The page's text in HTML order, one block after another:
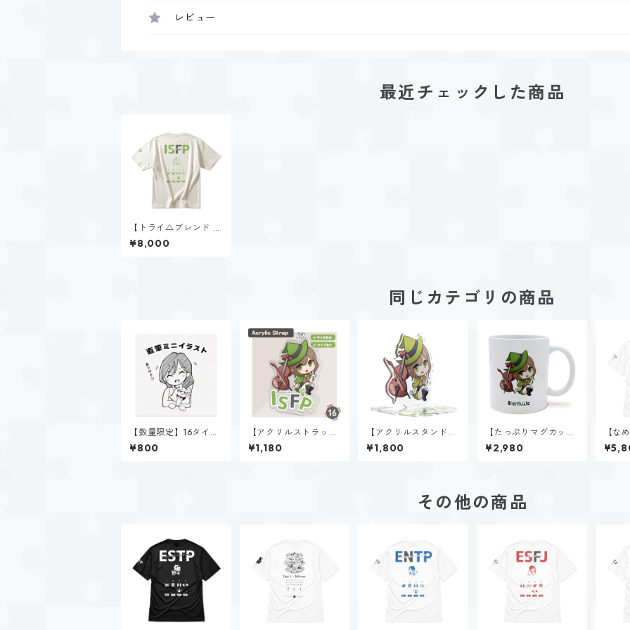
レビュー
最近チェックした商品
【トライ△ブレンド ビ
ッグTシャツ】稲葉 奏
世（ISFP）｜ヴィンテ
¥8,000
同じカテゴリの商品
【数量限定】16タイプ
直筆イラスト
¥800
【アクリルストラッ
プ】稲葉 奏世（ISFP）
¥1,180
【アクリルスタンド】
稲葉 奏世（ISFP）
¥1,800
【たっぷりマグカッ
プ】稲葉 奏世（ISFP）
¥2,980
【な
ャツ
P）
その他の商品